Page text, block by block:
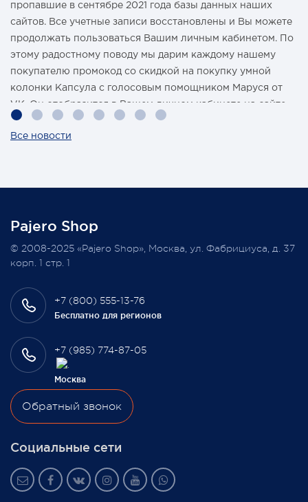
пропавшие в сентябре 2021 года базы данных наших
сайтов. Все учетные записи восстановлены и Вы можете
продолжать пользоваться Вашим личным кабинетом. По
этому радостному поводу мы дарим каждому нашему
покупателю промокод со скидкой на покупку умной
колонки Капсула с голосовым помощником Маруся от
VK. Он отобразится в Вашем личном кабинете на сайте
магазина Pajero Shop 14 февраля.
Всегда Ваш, Pajero Shop
3 февраля 2022
Все новости
Pajero Shop
+7 (800) 555-13-76
Бесплатно для регионов
+7 (985) 774-87-05
Москва
Обратный звонок
Социальные сети
© 2008-2025 «Pajero Shop», Москва, ул. Фабрициуса, д. 37
корп. 1 стр. 1